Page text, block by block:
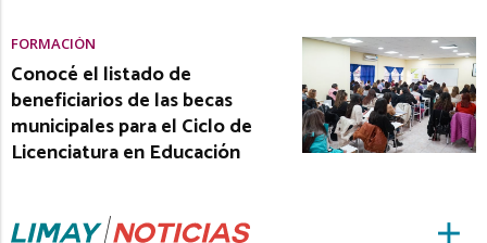
FORMACIÓN
Conocé el listado de
beneficiarios de las becas
municipales para el Ciclo de
Licenciatura en Educación